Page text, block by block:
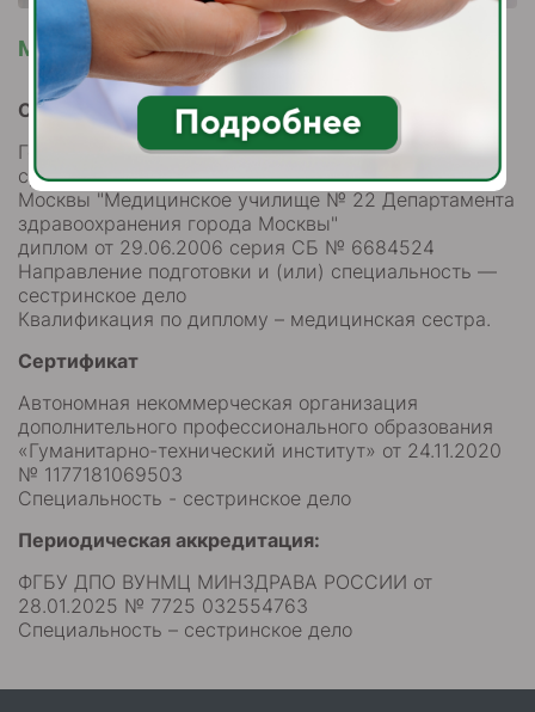
Медицинская сестра
Образование среднее профессиональное
Государственное образовательное учреждение
среднего профессионального образования города
Москвы "Медицинское училище № 22 Департамента
здравоохранения города Москвы"
диплом от 29.06.2006 серия СБ № 6684524
Направление подготовки и (или) специальность —
сестринское дело
Квалификация по диплому – медицинская сестра.
Сертификат
Автономная некоммерческая организация
дополнительного профессионального образования
«Гуманитарно-технический институт» от 24.11.2020
№ 1177181069503
Специальность - сестринское дело
Периодическая аккредитация:
ФГБУ ДПО ВУНМЦ МИНЗДРАВА РОССИИ от
28.01.2025 № 7725 032554763
Специальность – сестринское дело